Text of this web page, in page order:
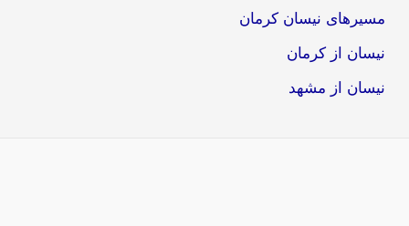
مسیرهای نیسان کرمان
نیسان از کرمان
نیسان از مشهد